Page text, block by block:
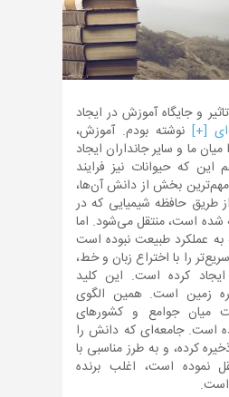
و جایگاه آموزش در ایجاد
[+] نوشته بودم. آموزش،
ما و سایر جانداران ایجاد
که حیوانات نیز فرایند
مهم‌ترین بخش از دانش آن‌ها،
طریق حافظه شیمیایی که در
شده است، منتقل می‌شود. اما
به عملکرد طبیعت نبوده است
را با اختراع زبان و خط،
کرده است. این کلید
زمین است. همین الگوی
میان جوامع و کشورهای
است. جامعه‌ای که دانش را
کرده، و به طرز مناسبی با
نموده است، اغلب برنده
است.